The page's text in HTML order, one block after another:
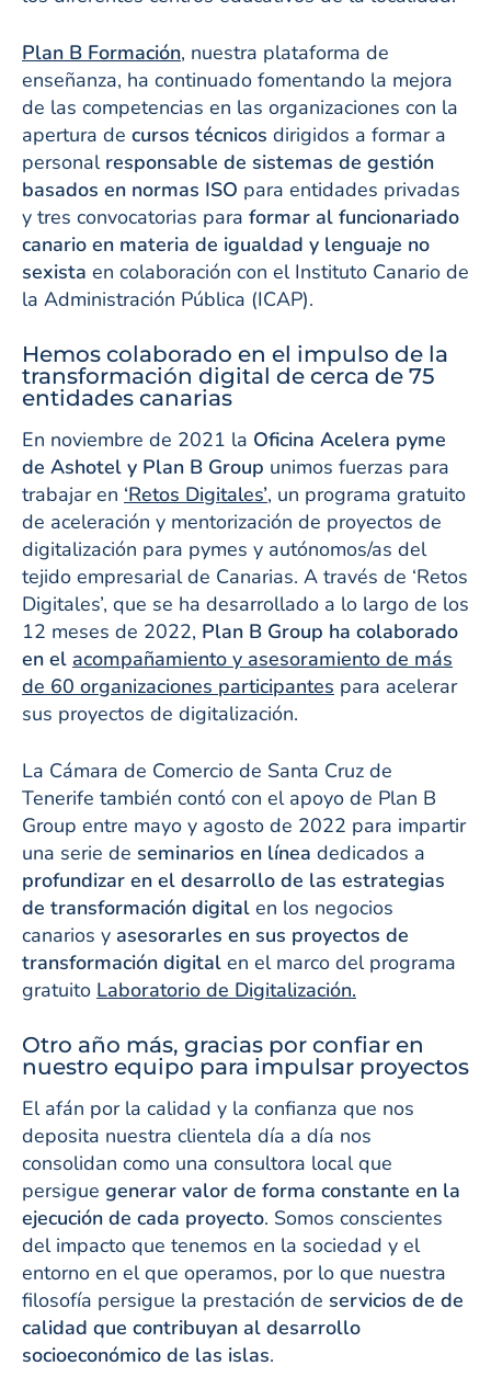
Plan B Formación, nuestra plataforma de
enseñanza, ha continuado fomentando la mejora
de las competencias en las organizaciones con la
apertura de cursos técnicos dirigidos a formar a
personal responsable de sistemas de gestión
basados en normas ISO para entidades privadas
y tres convocatorias para formar al funcionariado
canario en materia de igualdad y lenguaje no
sexista en colaboración con el Instituto Canario de
la Administración Pública (ICAP).
Hemos colaborado en el impulso de la
transformación digital de cerca de 75
entidades canarias
En noviembre de 2021 la Oficina Acelera pyme
de Ashotel y Plan B Group unimos fuerzas para
trabajar en ‘Retos Digitales’, un programa gratuito
de aceleración y mentorización de proyectos de
digitalización para pymes y autónomos/as del
tejido empresarial de Canarias. A través de ‘Retos
Digitales’, que se ha desarrollado a lo largo de los
12 meses de 2022, Plan B Group ha colaborado
en el acompañamiento y asesoramiento de más
de 60 organizaciones participantes para acelerar
sus proyectos de digitalización.
La Cámara de Comercio de Santa Cruz de
Tenerife también contó con el apoyo de Plan B
Group entre mayo y agosto de 2022 para impartir
una serie de seminarios en línea dedicados a
profundizar en el desarrollo de las estrategias
de transformación digital en los negocios
canarios y asesorarles en sus proyectos de
transformación digital en el marco del programa
gratuito Laboratorio de Digitalización.
Otro año más, gracias por confiar en
nuestro equipo para impulsar proyectos
El afán por la calidad y la confianza que nos
deposita nuestra clientela día a día nos
consolidan como una consultora local que
persigue generar valor de forma constante en la
ejecución de cada proyecto. Somos conscientes
del impacto que tenemos en la sociedad y el
entorno en el que operamos, por lo que nuestra
filosofía persigue la prestación de servicios de de
calidad que contribuyan al desarrollo
socioeconómico de las islas.